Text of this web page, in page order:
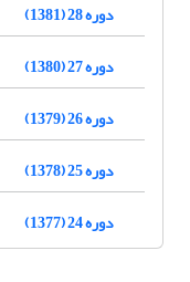
دوره 28 (1381)
دوره 27 (1380)
دوره 26 (1379)
دوره 25 (1378)
دوره 24 (1377)